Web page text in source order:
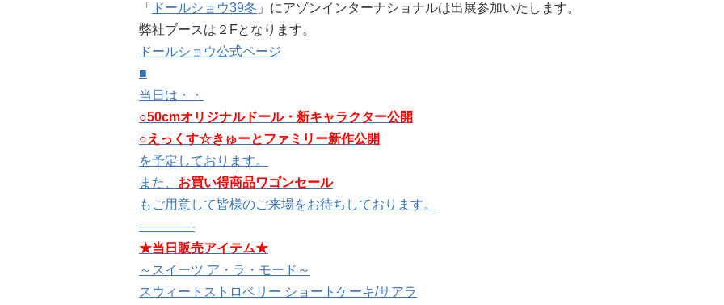
「
ドールショウ39冬 」にアゾンインターナショナルは出展参加いたします。
弊社ブースは２Fとなります。
ドールショウ公式ページ
■
当日は・・
○50cmオリジナルドール・新キャラクター公開
○えっくす☆きゅーとファミリー新作公開
を予定しております。
また、 お買い得商品ワゴンセール
もご用意して皆様のご来場をお待ちしております。
————-
★当日販売アイテム★
～スイーツ ア・ラ・モード～
スウィートストロベリー ショートケーキ/サアラ